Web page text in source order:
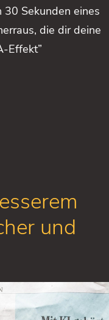
30 Sekunden eines
die dir deine
Effekt”
und